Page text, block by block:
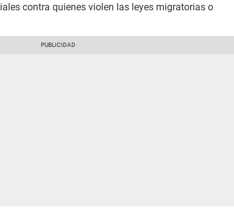
contra quienes violen las leyes migratorias o